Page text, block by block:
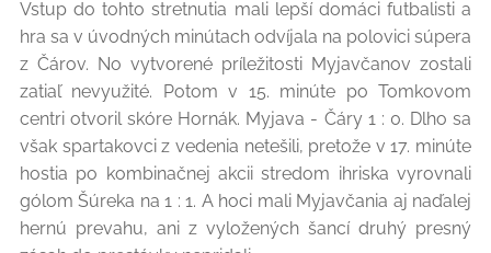
Vstup do tohto stretnutia mali lepší domáci futbalisti a
hra sa v úvodných minútach odvíjala na polovici súpera
z Čárov. No vytvorené príležitosti Myjavčanov zostali
zatiaľ nevyužité. Potom v 15. minúte po Tomkovom
centri otvoril skóre Hornák. Myjava - Čáry 1 : 0. Dlho sa
však spartakovci z vedenia netešili, pretože v 17. minúte
hostia po kombinačnej akcii stredom ihriska vyrovnali
gólom Šúreka na 1 : 1. A hoci mali Myjavčania aj naďalej
hernú prevahu, ani z vyložených šancí druhý presný